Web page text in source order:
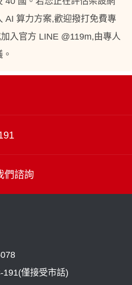
AI 算力方案,歡迎撥打免費專
入官方 LINE @119m,由專人
們諮詢
191(僅接受市話)